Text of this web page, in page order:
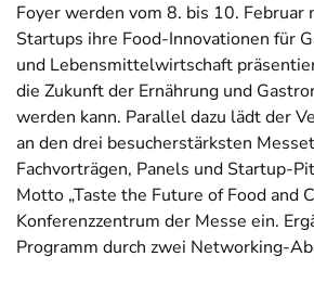
Foyer werden vom 8. bis 10. Februar
Startups ihre Food-Innovationen für
und Lebensmittelwirtschaft
die Zukunft der Ernährung und
werden kann. Parallel dazu lädt der
an den drei besucherstärksten
Fachvorträgen, Panels und Startup-
Motto „Taste the Future of Food and
Konferenzzentrum der Messe ein.
Programm durch zwei Networking-